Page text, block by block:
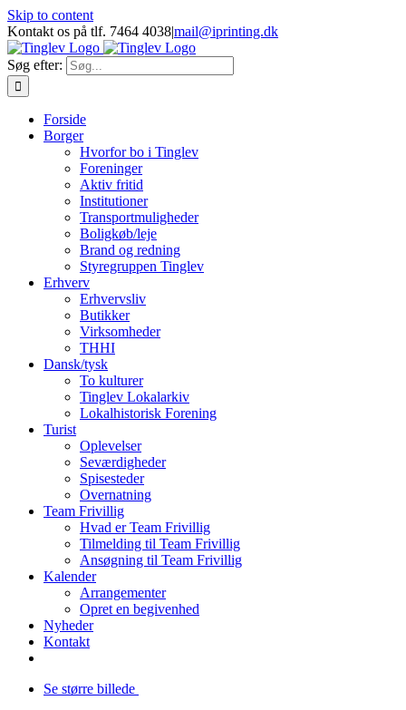
Skip to content
Kontakt os på tlf. 7464 4038|mail@iprinting.dk
Søg efter:
Forside
Borger
Hvorfor bo i Tinglev
Foreninger
Aktiv fritid
Institutioner
Transportmuligheder
Boligkøb/leje
Brand og redning
Styregruppen Tinglev
Erhverv
Erhvervsliv
Butikker
Virksomheder
THHI
Dansk/tysk
To kulturer
Tinglev Lokalarkiv
Lokalhistorisk Forening
Turist
Oplevelser
Seværdigheder
Spisesteder
Overnatning
Team Frivillig
Hvad er Team Frivillig
Tilmelding til Team Frivillig
Ansøgning til Team Frivillig
Kalender
Arrangementer
Opret en begivenhed
Nyheder
Kontakt
Se større billede